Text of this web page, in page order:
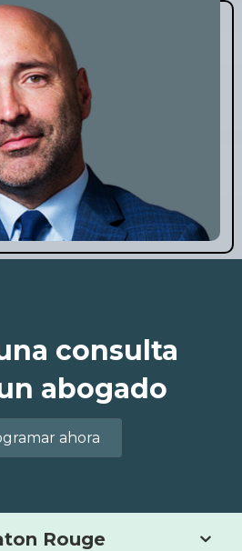
consulta
abogado
ahora
Rouge